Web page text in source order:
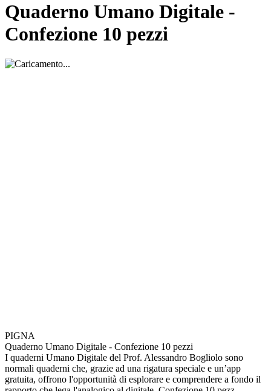
Quaderno Umano Digitale -
Confezione 10 pezzi
PIGNA
Quaderno Umano Digitale - Confezione 10 pezzi
I quaderni Umano Digitale del Prof. Alessandro Bogliolo sono
normali quaderni che, grazie ad una rigatura speciale e un’app
gratuita, offrono l'opportunità di esplorare e comprendere a fondo il